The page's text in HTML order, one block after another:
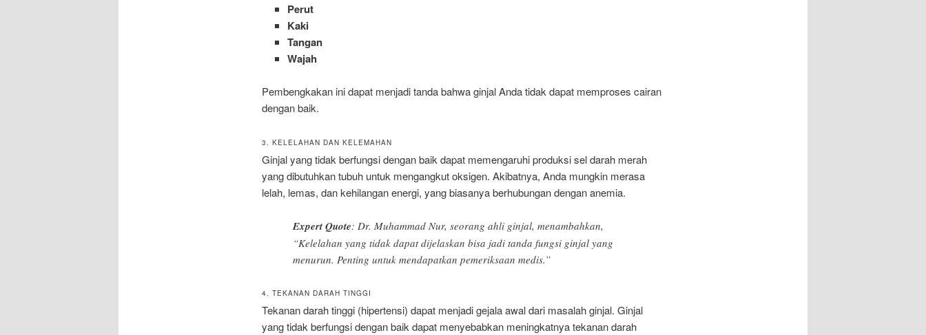
Perut
Kaki
Tangan
Wajah
Pembengkakan ini dapat menjadi tanda bahwa ginjal Anda tidak dapat memproses cairan
dengan baik.
3. KELELAHAN DAN KELEMAHAN
Ginjal yang tidak berfungsi dengan baik dapat memengaruhi produksi sel darah merah
yang dibutuhkan tubuh untuk mengangkut oksigen. Akibatnya, Anda mungkin merasa
lelah, lemas, dan kehilangan energi, yang biasanya berhubungan dengan anemia.
Expert Quote: Dr. Muhammad Nur, seorang ahli ginjal, menambahkan,
“Kelelahan yang tidak dapat dijelaskan bisa jadi tanda fungsi ginjal yang
menurun. Penting untuk mendapatkan pemeriksaan medis.”
4. TEKANAN DARAH TINGGI
Tekanan darah tinggi (hipertensi) dapat menjadi gejala awal dari masalah ginjal. Ginjal
yang tidak berfungsi dengan baik dapat menyebabkan meningkatnya tekanan darah